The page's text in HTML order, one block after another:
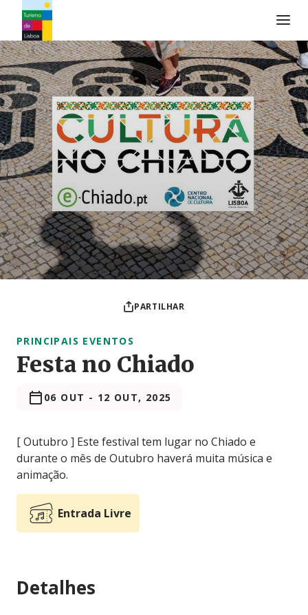
Logo do Turismo de Lisboa
PARTILHAR
PRINCIPAIS EVENTOS
Festa no Chiado
06 OUT - 12 OUT, 2025
[ Outubro ] Este festival tem lugar no Chiado e
durante o mês de Outubro haverá muita música e
animação.
Entrada Livre
Detalhes